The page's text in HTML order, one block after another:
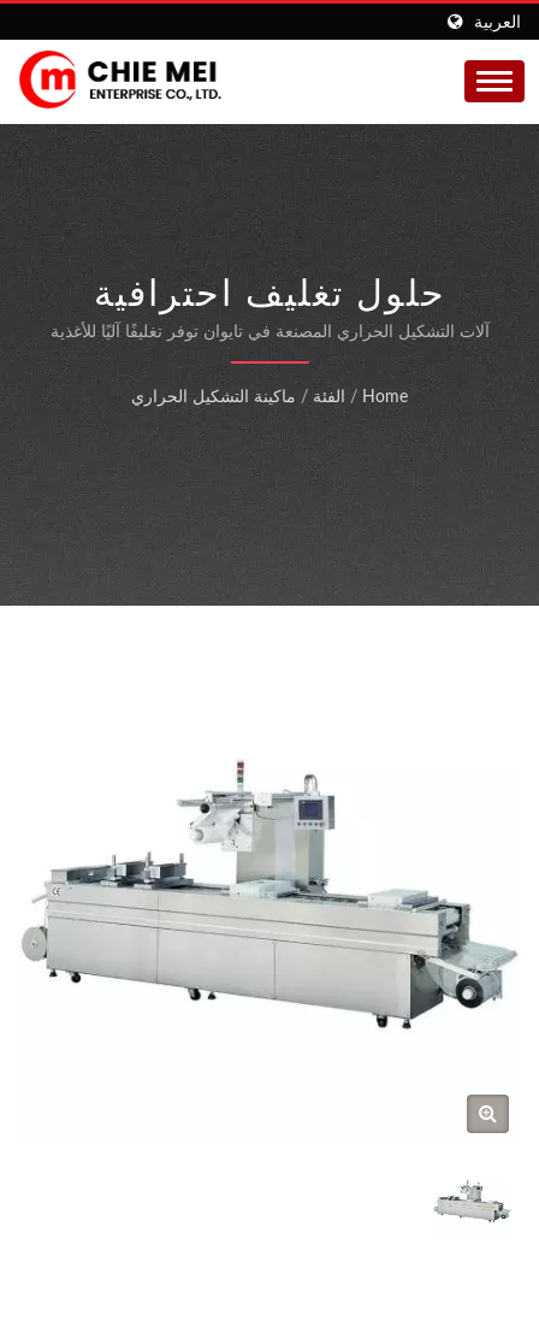
العربية
حلول تغليف احترافية
بالتشكيل الحراري الفراغي
لصناعة الأغذية
آلات التشكيل الحراري المصنعة في تايوان توفر تغليفًا آليًا للأغذية
يتميز بفترة صلاحية أطول وكفاءة عالية في استخدام المواد منذ
عام 1971
Home
/ الفئة / ماكينة التشكيل الحراري